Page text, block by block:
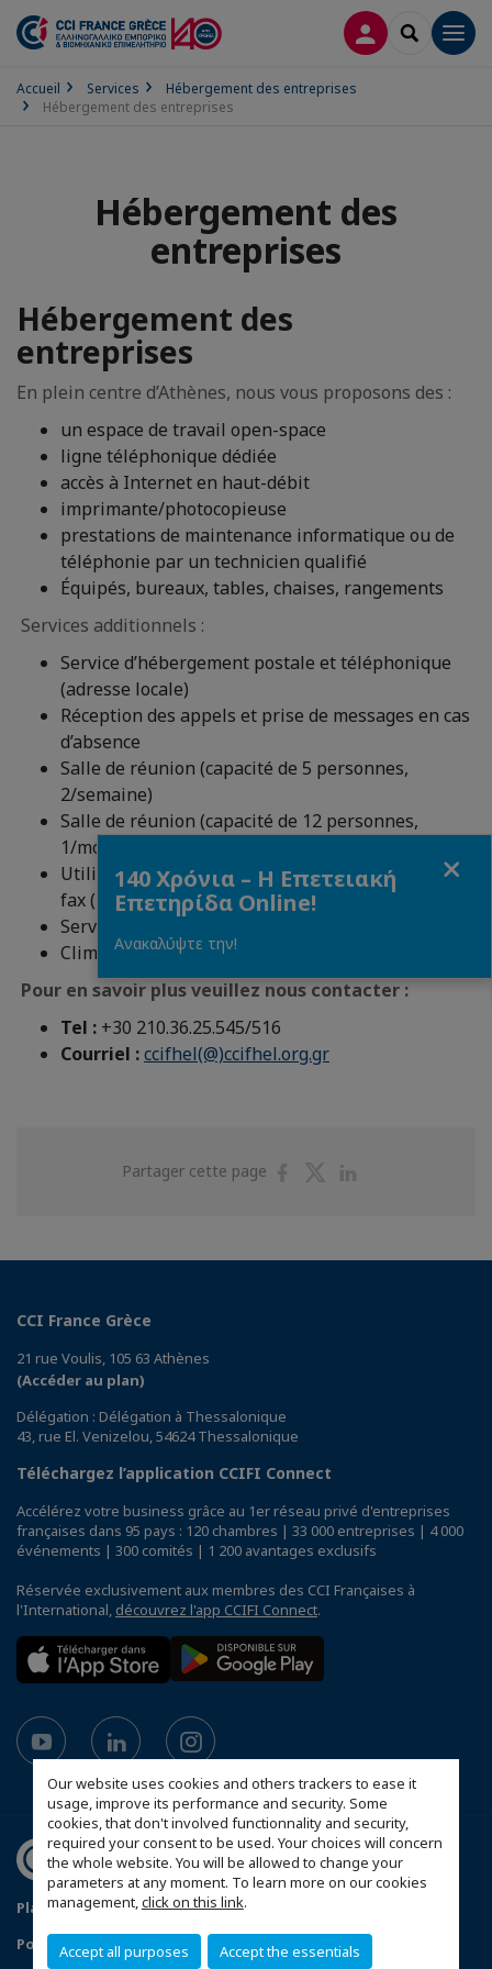
Our website uses cookies and others trackers to ease it
usage, improve its performance and security. Some
cookies, that don't involved functionnality and security,
required your consent to be used. Your choices will concern
the whole website. You will be allowed to change your
parameters at any moment. To learn more on our cookies
management,click on this link.
Accept all purposes Accept the essentials
CONNEXION
Accueil Services
Hébergement des entreprises
Hébergement des entreprises
Hébergement des
entreprises
Hébergement des
entreprises
En plein centre d’Athènes, nous vous proposons des :
un espace de travail open-space
ligne téléphonique dédiée
accès à Internet en haut-débit
imprimante/photocopieuse
prestations de maintenance informatique ou de
téléphonie par un technicien qualifié
Équipés, bureaux, tables, chaises, rangements
Services additionnels :
Service d’hébergement postale et téléphonique
(adresse locale)
Réception des appels et prise de messages en cas
d’absence
Salle de réunion (capacité de 5 personnes,
2/semaine)
Salle de réunion (capacité de 12 personnes,
1/mois)
Utilisation des équipements : photocopieuse et
fax (100 photocopies/mois)
Service de nettoyage quotidien inclus
Climatisation/chauffage/électricité
Pour en savoir plus veuillez nous contacter :
Tel : +30 210.36.25.545/516
Courriel :ccifhel(@)ccifhel.org.gr
Partager cette page
PartagerPartager
CCI France Grèce
21 rue Voulis, 105 63 Athènes
(Accéder au plan)
Délégation : Délégation à Thessalonique
43, rue El. Venizelou, 54624 Thessalonique
Téléchargez l’application CCIFI Connect
Accélérez votre business grâce au 1er réseau privé d'entreprises
françaises dans 95 pays : 120 chambres | 33 000 entreprises | 4 000
événements | 300 comités | 1 200 avantages exclusifs
Réservée exclusivement aux membres des CCI Françaises à
l'International, découvrez l'app CCIFI Connect.
Plan du site Twitter
Mentions légales
Politique de confidentialité
140 Χρόνια – Η Επετειακή
Επετηρίδα Online!
Ανακαλύψτε την!